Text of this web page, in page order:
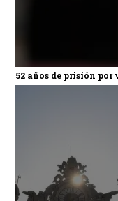
52 años de prisión por